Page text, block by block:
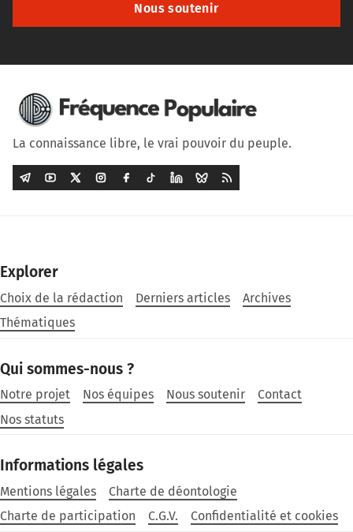
Nous soutenir
La connaissance libre, le vrai pouvoir du peuple.
Explorer
Choix de la rédaction Derniers articles
Archives
Thématiques
Qui sommes-nous ?
Notre projet Nos équipes Nous soutenir
Contact
Nos statuts
Informations légales
Mentions légales
Charte de déontologie
Charte de participation
C.G.V. Confidentialité et cookies